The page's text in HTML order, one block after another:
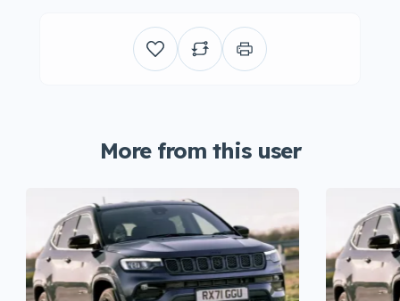
More from this user